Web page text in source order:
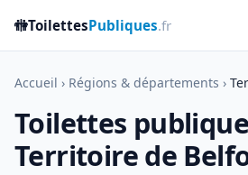
🚻ToilettesPubliques.fr
Accueil › Régions & départements ›
Toilettes
Territoire de